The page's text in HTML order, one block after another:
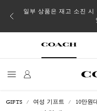
일부 상품은 재고 소진 시
GIFTS 여성 기프트 10만원